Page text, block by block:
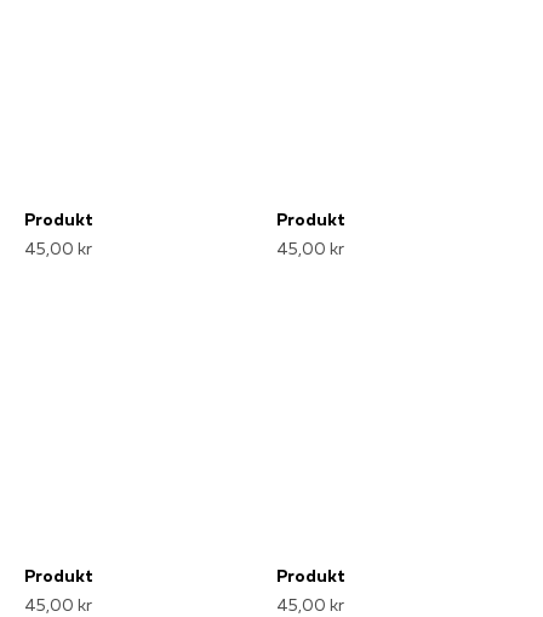
Produkt
45,00 kr
Produkt
45,00 kr
Produkt
45,00 kr
Produkt
45,00 kr